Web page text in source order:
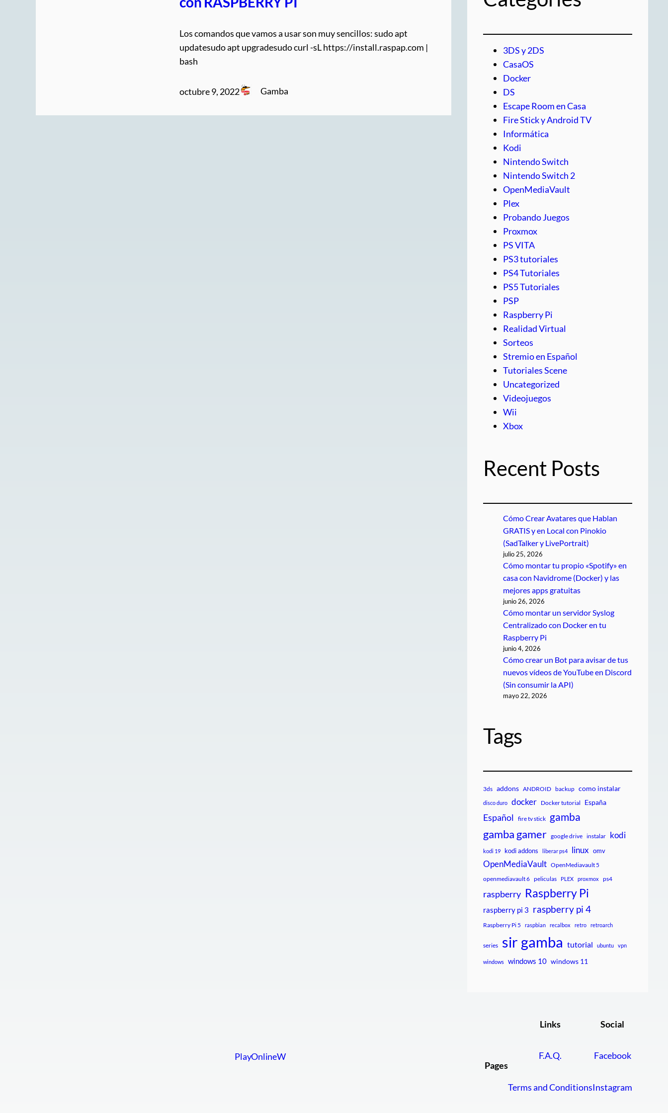
Los comandos que vamos a usar son muy sencillos: sudo apt
updatesudo apt upgradesudo curl -sL https://install.raspap.com |
bash
octubre 9, 2022 Gamba
3DS y 2DS
CasaOS
Docker
DS
Escape Room en Casa
Fire Stick y Android TV
Informática
Kodi
Nintendo Switch
Nintendo Switch 2
OpenMediaVault
Plex
Probando Juegos
Proxmox
PS VITA
PS3 tutoriales
PS4 Tutoriales
PS5 Tutoriales
PSP
Raspberry Pi
Realidad Virtual
Sorteos
Stremio en Español
Tutoriales Scene
Uncategorized
Videojuegos
Wii
Xbox
Recent Posts
Cómo Crear Avatares que Hablan
GRATIS y en Local con Pinokio
(SadTalker y LivePortrait)
julio 25, 2026
Cómo montar tu propio «Spotify» en
casa con Navidrome (Docker) y las
mejores apps gratuitas
junio 26, 2026
Cómo montar un servidor Syslog
Centralizado con Docker en tu
Raspberry Pi
junio 4, 2026
Cómo crear un Bot para avisar de tus
nuevos vídeos de YouTube en Discord
(Sin consumir la API)
mayo 22, 2026
Tags
3ds addons ANDROID backup como instalar
disco duro docker Docker tutorial España
Español fire tv stick gamba
gamba gamer google drive instalar kodi
kodi 19 kodi addons liberar ps4 linux omv
OpenMediaVault OpenMediavault 5
openmediavault 6 peliculas PLEX proxmox ps4
raspberry Raspberry Pi
raspberry pi 3 raspberry pi 4
Raspberry Pi 5 raspbian recalbox retro retroarch
series sir gamba tutorial ubuntu vpn
windows windows 10 windows 11
PlayOnlineW
Pages
Links
F.A.Q.
Terms and Conditions
Social
Facebook
Instagram